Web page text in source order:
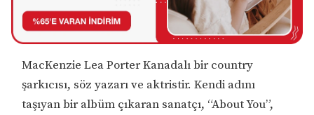
MacKenzie Lea Porter Kanadalı bir country
şarkıcısı, söz yazarı ve aktristir. Kendi adını
taşıyan bir albüm çıkaran sanatçı, “About You”,